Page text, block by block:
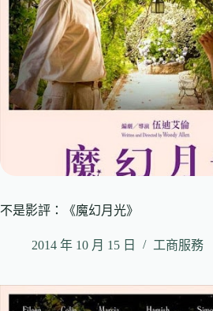
不是影評：《魔幻月光》
2014 年 10 月 15 日 工商服務